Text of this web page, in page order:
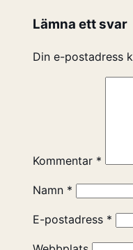
Lämna ett svar
Din e-postadress
Kommentar *
Namn *
E-postadress *